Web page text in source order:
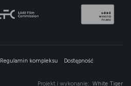
Regulamin kompleksu Dostępność
Projekt i wykonanie: White Tiger